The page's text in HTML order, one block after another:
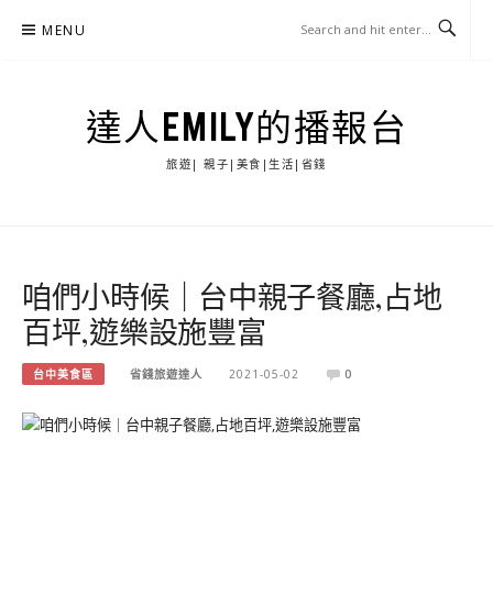
MENU
達人EMILY的播報台
旅遊| 親子|美食|生活|省錢
咱們小時候｜台中親子餐廳,占地
百坪,遊樂設施豐富
台中美食區 省錢旅遊達人 2021-05-02 0